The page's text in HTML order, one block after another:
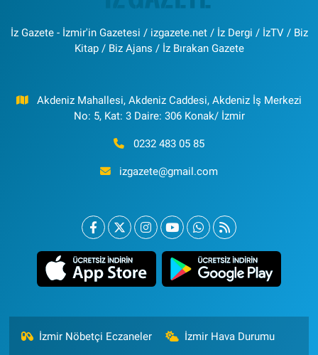
İz Gazete - İzmir'in Gazetesi / izgazete.net / İz Dergi / İzTV / Biz
Kitap / Biz Ajans / İz Bırakan Gazete
Akdeniz Mahallesi, Akdeniz Caddesi, Akdeniz İş Merkezi
No: 5, Kat: 3 Daire: 306 Konak/ İzmir
0232 483 05 85
izgazete@gmail.com
İzmir Nöbetçi Eczaneler İzmir Hava Durumu